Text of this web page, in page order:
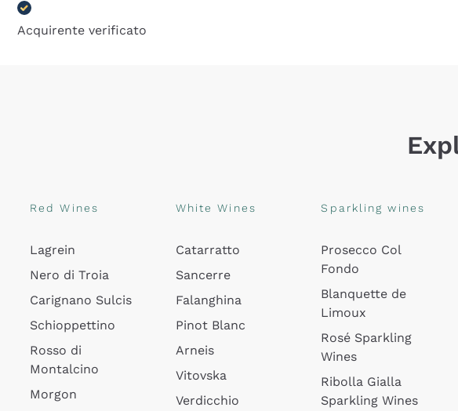
Acquirente verificato
Red Wines
Lagrein
Nero di Troia
Carignano Sulcis
Schioppettino
Rosso di
Montalcino
Morgon
White Wines
Catarratto
Sancerre
Falanghina
Pinot Blanc
Arneis
Vitovska
Verdicchio
Sparkling wines
Prosecco Col
Fondo
Blanquette de
Limoux
Rosé Sparkling
Wines
Ribolla Gialla
Sparkling Wines